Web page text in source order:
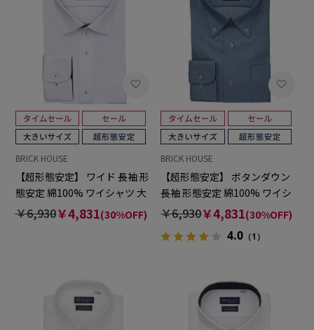
BRICK HOUSE
【超形態安定】 ワイド 長袖 形
態安定 綿100% ワイシャツ 大
きいサイズ
￥6,930￥4,831(30%OFF)
BRICK HOUSE
【超形態安定】 ボタンダウン
長袖 形態安定 綿100% ワイシ
ャツ 大きいサイズ
￥6,930￥4,831(30%OFF)
4.0 （1）